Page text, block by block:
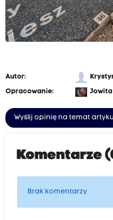
Autor:
Opracowanie:
Jowita
Wyślij opinię na temat
Komentarze
Brak komentarzy